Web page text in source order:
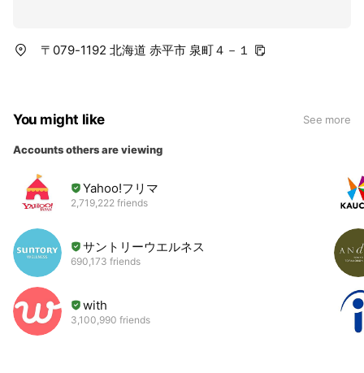
〒079-1192 北海道 赤平市 泉町４－１
You might like See more
Accounts others are viewing
Yahoo!フリマ
2,719,222 friends
サントリーウエルネス
690,173 friends
with
3,100,990 friends